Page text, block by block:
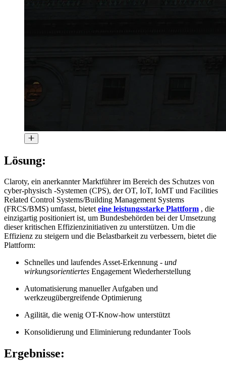
Lösung:
Claroty, ein anerkannter Marktführer im Bereich des Schutzes von
cyber-physisch -Systemen (CPS), der OT, IoT, IoMT und Facilities
Related Control Systems/Building Management Systems
(FRCS/BMS) umfasst, bieteteine leistungsstarke Plattform , die
einzigartig positioniert ist, um Bundesbehörden bei der Umsetzung
dieser kritischen Effizienzinitiativen zu unterstützen. Um die
Effizienz zu steigern und die Belastbarkeit zu verbessern, bietet die
Plattform:
Schnelles und laufendes Asset-Erkennung - und
wirkungsorientiertes Engagement Wiederherstellung
Automatisierung manueller Aufgaben und
werkzeugübergreifende Optimierung
Agilität, die wenig OT-Know-how unterstützt
Konsolidierung und Eliminierung redundanter Tools
Ergebnisse: